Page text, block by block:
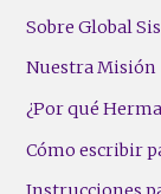
Sobre Global
Nuestra Misión
¿Por qué
Cómo escribir